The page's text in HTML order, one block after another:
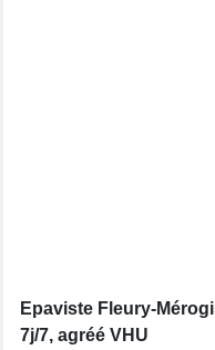
Epaviste Fleury-
7j/7, agréé VHU